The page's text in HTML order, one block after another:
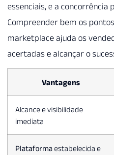
essenciais, e a concorrência
Compreender bem os
marketplace ajuda os
acertadas e alcançar o
Vantagens
Alcance e visibilidade
imediata
Plataforma estabelecida e